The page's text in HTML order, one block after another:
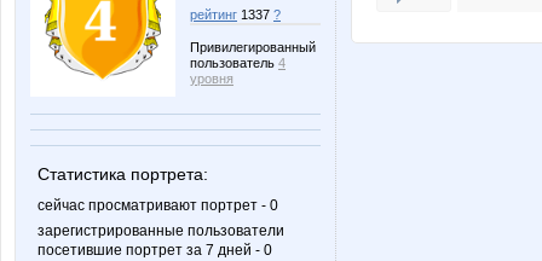
рейтинг 1337 ?
Привилегированный
пользователь 4
уровня
Статистика портрета:
сейчас просматривают портрет - 0
зарегистрированные пользователи
посетившие портрет за 7 дней - 0